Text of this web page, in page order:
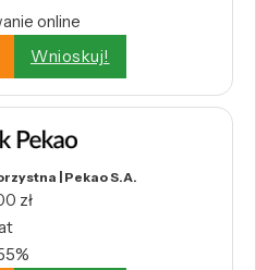
online
Wnioskuj!
| Pekao S.A.
zł